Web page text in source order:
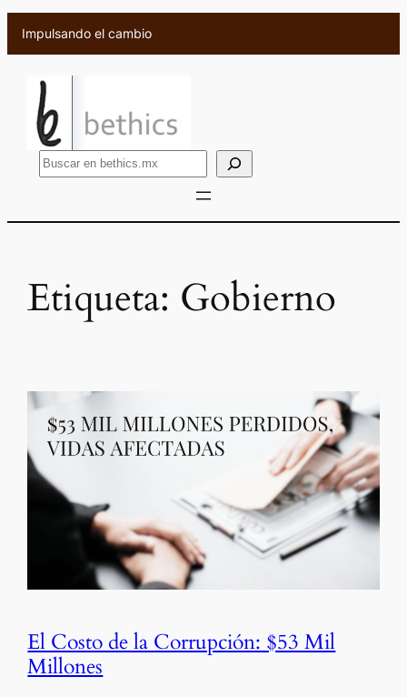
Saltar
contenido
Impulsando el cambio
B
Etiqueta: Gobierno
El Costo de la Corrupción: $53 Mil
Millones